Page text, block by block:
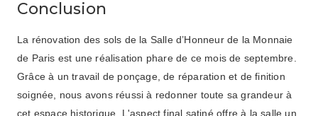
Conclusion
La rénovation des sols de la Salle d’Honneur de la Monnaie
de Paris est une réalisation phare de ce mois de septembre.
Grâce à un travail de ponçage, de réparation et de finition
soignée, nous avons réussi à redonner toute sa grandeur à
cet espace historique. L'aspect final satiné offre à la salle un